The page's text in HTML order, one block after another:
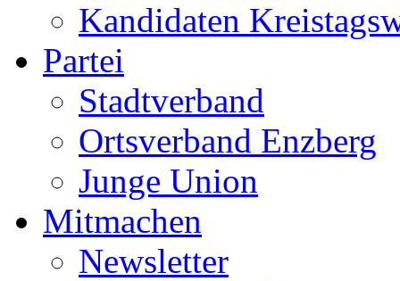
Kandidaten
Partei
Stadtverband
Ortsverband Enzberg
Junge Union
Mitmachen
Newsletter